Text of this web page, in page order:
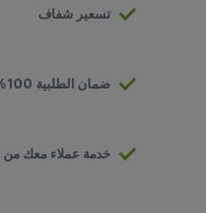
تسعير شفاف
ضمان الطلبية 100%
خدمة عملاء معك من